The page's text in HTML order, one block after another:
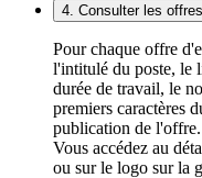
4. Consulter les
Pour chaque offre
l'intitulé du poste, le
durée de travail, le
premiers caractères
publication de l'offre.
Vous accédez au
ou sur le logo sur la